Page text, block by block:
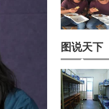
图说天下